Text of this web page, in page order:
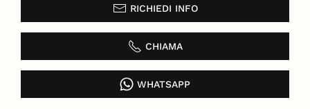
RICHIEDI INFO
CHIAMA
WHATSAPP